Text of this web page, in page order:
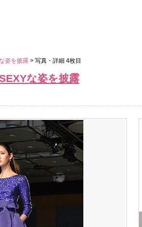
姿を披露 > 写真・詳細 4枚目
な姿を披露